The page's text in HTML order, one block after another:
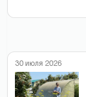
30 июля 2026